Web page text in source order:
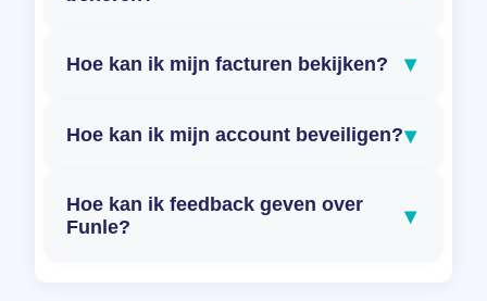
Hoe kan ik mijn facturen bekijken? ▾
Hoe kan ik mijn account beveiligen?▾
Hoe kan ik feedback geven over
Funle?
▾